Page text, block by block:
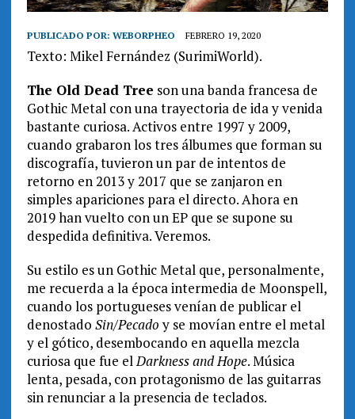
PUBLICADO POR: WEBORPHEO FEBRERO 19, 2020
Texto: Mikel Fernández (SurimiWorld).
The Old Dead Tree son una banda francesa de
Gothic Metal con una trayectoria de ida y venida
bastante curiosa. Activos entre 1997 y 2009,
cuando grabaron los tres álbumes que forman su
discografía, tuvieron un par de intentos de
retorno en 2013 y 2017 que se zanjaron en
simples apariciones para el directo. Ahora en
2019 han vuelto con un EP que se supone su
despedida definitiva. Veremos.
Su estilo es un Gothic Metal que, personalmente,
me recuerda a la época intermedia de Moonspell,
cuando los portugueses venían de publicar el
denostado Sin/Pecadoy se movían entre el metal
y el gótico, desembocando en aquella mezcla
curiosa que fue elDarkness and Hope. Música
lenta, pesada, con protagonismo de las guitarras
sin renunciar a la presencia de teclados.